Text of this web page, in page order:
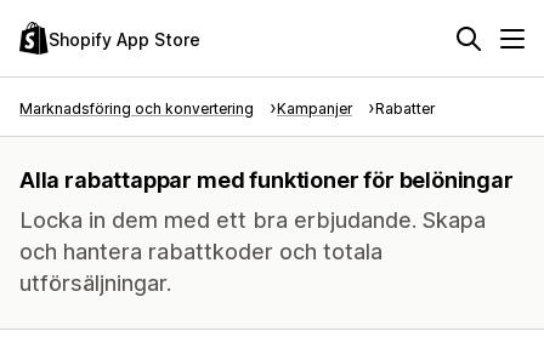
Shopify App Store
Marknadsföring och konvertering Kampanjer Rabatter
Alla rabattappar med funktioner för belöningar
Locka in dem med ett bra erbjudande. Skapa
och hantera rabattkoder och totala
utförsäljningar.